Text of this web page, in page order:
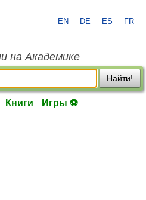
EN DE ES FR
на Академике
Найти!
Книги Игры ⚽